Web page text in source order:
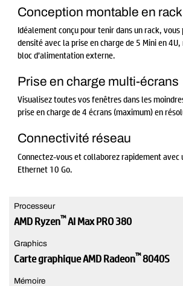
Conception montable en rack
Idéalement conçu pour tenir dans un rack,
densité avec la prise en charge de 5 Mini en
bloc d’alimentation externe.
Prise en charge multi-écrans
Visualisez toutes vos fenêtres dans les
prise en charge de 4 écrans (maximum) en
Connectivité réseau
Connectez-vous et collaborez rapidement avec
Ethernet 10 Go.
Processeur
AMD Ryzen™AI Max PRO 380
Graphics
Carte graphique AMD Radeon™8040S
Mémoire